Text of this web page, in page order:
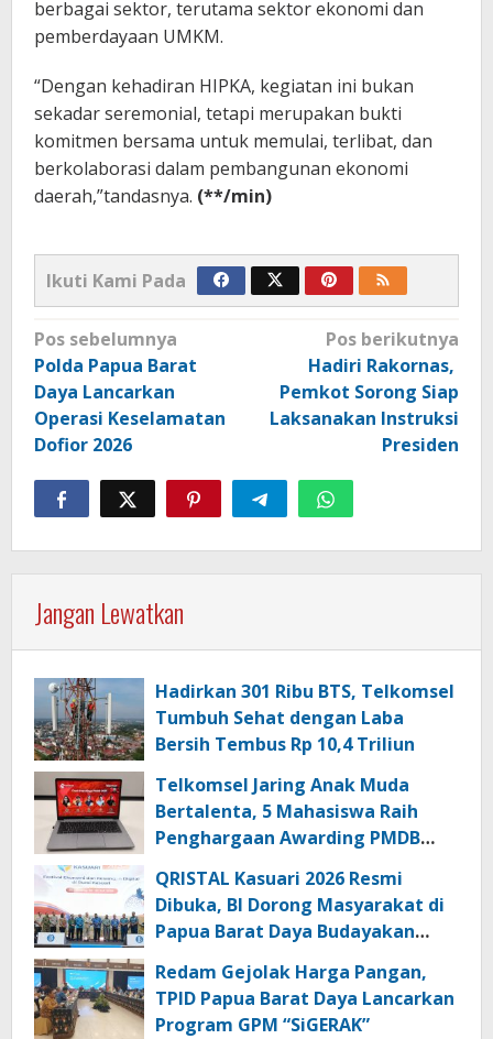
berbagai sektor, terutama sektor ekonomi dan
pemberdayaan UMKM.
“Dengan kehadiran HIPKA, kegiatan ini bukan
sekadar seremonial, tetapi merupakan bukti
komitmen bersama untuk memulai, terlibat, dan
berkolaborasi dalam pembangunan ekonomi
daerah,”tandasnya. (**/min)
Ikuti Kami Pada
Navigasi
pos
Pos sebelumnya
Polda Papua Barat
Daya Lancarkan
Operasi Keselamatan
Dofior 2026
Pos berikutnya
Hadiri Rakornas,
Pemkot Sorong Siap
Laksanakan Instruksi
Presiden
Jangan Lewatkan
Hadirkan 301 Ribu BTS, Telkomsel
Tumbuh Sehat dengan Laba
Bersih Tembus Rp 10,4 Triliun
Telkomsel Jaring Anak Muda
Bertalenta, 5 Mahasiswa Raih
Penghargaan Awarding PMDB
QRISTAL Kasuari 2026 Resmi
Dibuka, BI Dorong Masyarakat di
Papua Barat Daya Budayakan
Redam Gejolak Harga Pangan,
TPID Papua Barat Daya Lancarkan
Program GPM “SiGERAK”